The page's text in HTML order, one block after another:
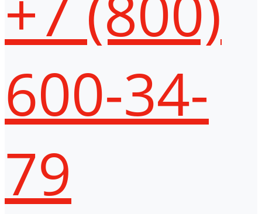
600-34-
79